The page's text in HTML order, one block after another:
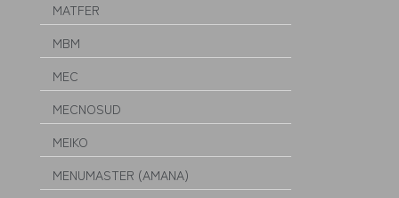
MATFER
MBM
MEC
MECNOSUD
MEIKO
MENUMASTER (AMANA)